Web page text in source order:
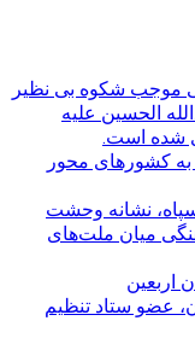
موجب شکوه بی نظیر
الحسین علیه
شده است.
به کشورهای محور
نشانه‌ وحشت
میان ملت‌های
عضو ستاد تنظیم